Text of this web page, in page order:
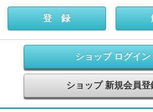
ショップ ログイン
ショップ 新規会員登